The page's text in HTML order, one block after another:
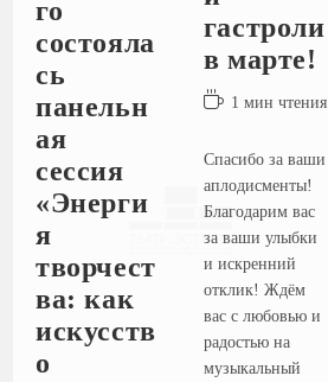
го
состояла
сь
панельн
ая
сессия
«Энерги
я
творчест
ва: как
искусств
о
гастроли
в марте!
1 мин чтения
Спасибо за ваши
аплодисменты!
Благодарим вас
за ваши улыбки
и искренний
отклик! Ждём
вас с любовью и
радостью на
музыкальный